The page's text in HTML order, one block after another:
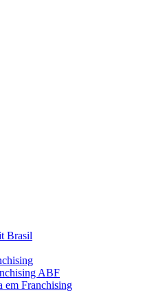
Brasil
ABF
em Franchising